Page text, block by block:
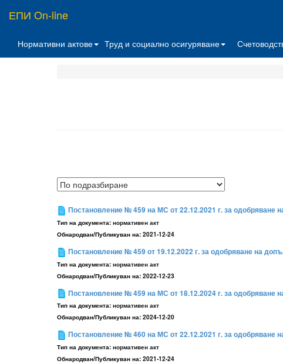
ЕПИ On-line
Нормативни актове Труд и социално осигуряване
Постановление № 459 на МС от 22.12.2021 г. за одобряване
Тип на документа: нормативен акт
Обнародван/Публикуван на: 2021-12-24
Постановление № 459 от 19.12.2022 г. за одобряване на
Тип на документа: нормативен акт
Обнародван/Публикуван на: 2022-12-23
Постановление № 459 на МС от 18.12.2024 г. за одобряване
Тип на документа: нормативен акт
Обнародван/Публикуван на: 2024-12-20
Постановление № 460 на МС от 22.12.2021 г. за одобряване
Тип на документа: нормативен акт
Обнародван/Публикуван на: 2021-12-24